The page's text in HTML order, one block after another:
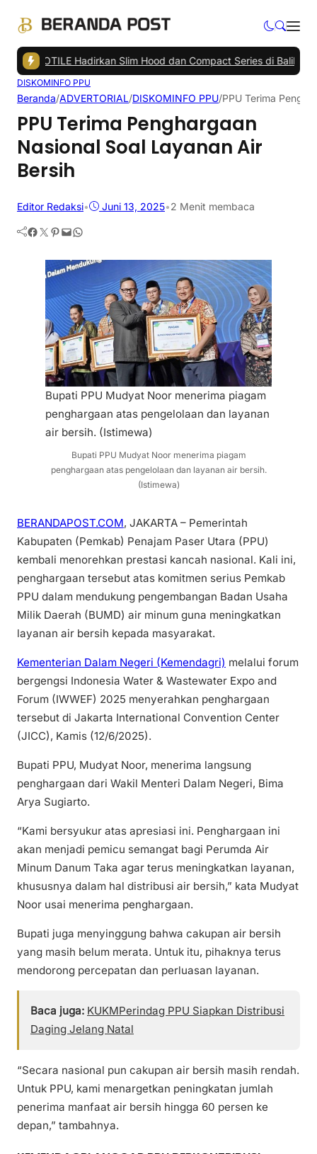
FOTILE Hadirkan Slim Hood dan Compact Series di Balikpapan
DISKOMINFO PPU
Beranda/ADVERTORIAL/DISKOMINFO PPU/PPU Terima
PPU Terima Penghargaan
Nasional Soal Layanan Air
Bersih
Editor Redaksi• Juni 13, 2025•2 Menit membaca
Facebook Twitter Pinterest Mail WhatsApp
Bupati PPU Mudyat Noor menerima piagam
penghargaan atas pengelolaan dan layanan
air bersih. (Istimewa)
Bupati PPU Mudyat Noor menerima piagam
penghargaan atas pengelolaan dan layanan air bersih.
(Istimewa)
BERANDAPOST.COM, JAKARTA – Pemerintah
Kabupaten (Pemkab) Penajam Paser Utara (PPU)
kembali menorehkan prestasi kancah nasional. Kali ini,
penghargaan tersebut atas komitmen serius Pemkab
PPU dalam mendukung pengembangan Badan Usaha
Milik Daerah (BUMD) air minum guna meningkatkan
layanan air bersih kepada masyarakat.
Kementerian Dalam Negeri (Kemendagri) melalui forum
bergengsi Indonesia Water & Wastewater Expo and
Forum (IWWEF) 2025 menyerahkan penghargaan
tersebut di Jakarta International Convention Center
(JICC), Kamis (12/6/2025).
Bupati PPU, Mudyat Noor, menerima langsung
penghargaan dari Wakil Menteri Dalam Negeri, Bima
Arya Sugiarto.
“Kami bersyukur atas apresiasi ini. Penghargaan ini
akan menjadi pemicu semangat bagi Perumda Air
Minum Danum Taka agar terus meningkatkan layanan,
khususnya dalam hal distribusi air bersih,” kata Mudyat
Noor usai menerima penghargaan.
Bupati juga menyinggung bahwa cakupan air bersih
yang masih belum merata. Untuk itu, pihaknya terus
mendorong percepatan dan perluasan layanan.
Baca juga: KUKMPerindag PPU Siapkan Distribusi
Daging Jelang Natal
“Secara nasional pun cakupan air bersih masih rendah.
Untuk PPU, kami menargetkan peningkatan jumlah
penerima manfaat air bersih hingga 60 persen ke
depan,” tambahnya.